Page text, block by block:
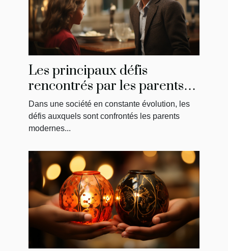
Les principaux défis
rencontrés par les parents
modernes : la solution de
May
Dans une société en constante évolution, les
défis auxquels sont confrontés les parents
modernes...